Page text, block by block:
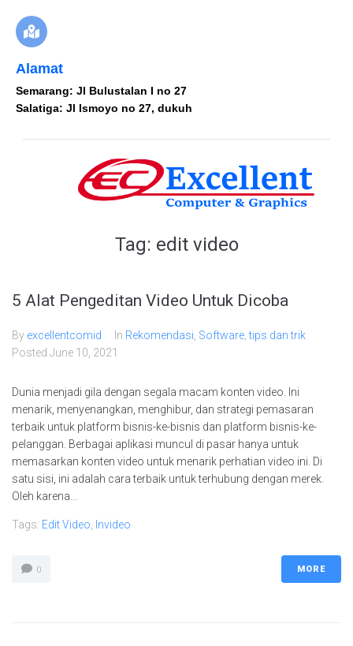
Alamat
Semarang: Jl Bulustalan I no 27
Salatiga: Jl Ismoyo no 27, dukuh
Tag: edit video
5 Alat Pengeditan Video Untuk Dicoba
By excellentcomid In Rekomendasi Software ,tips dan trik
Posted June 10, 2021
Dunia menjadi gila dengan segala macam konten video. Ini
menarik, menyenangkan, menghibur, dan strategi pemasaran
terbaik untuk platform bisnis-ke-bisnis dan platform bisnis-ke-
pelanggan. Berbagai aplikasi muncul di pasar hanya untuk
memasarkan konten video untuk menarik perhatian video ini. Di
satu sisi, ini adalah cara terbaik untuk terhubung dengan merek.
Oleh karena...
Tags: Edit Video Invideo
0 MORE